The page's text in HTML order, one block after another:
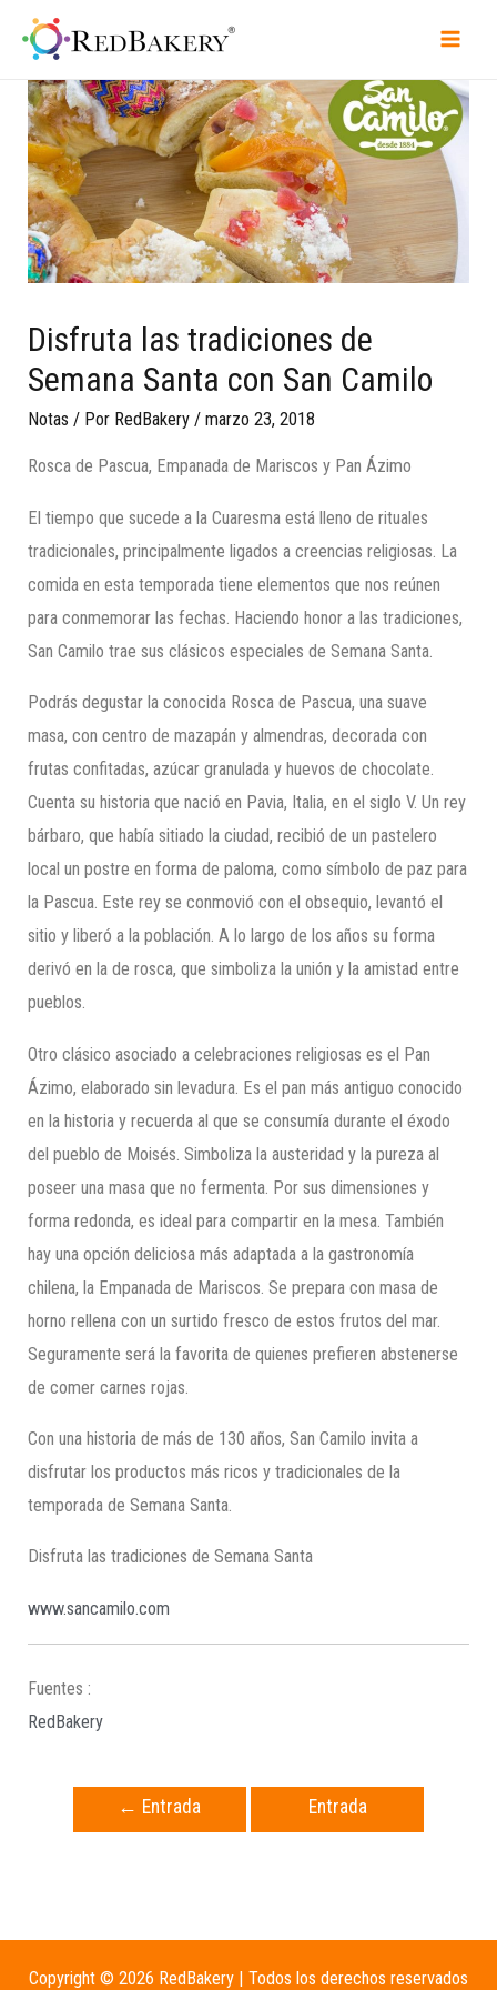
Disfruta las tradiciones de
Semana Santa con San Camilo
Notas / Por RedBakery /marzo 23, 2018
Rosca de Pascua, Empanada de Mariscos y Pan Ázimo
El tiempo que sucede a la Cuaresma está lleno de rituales
tradicionales, principalmente ligados a creencias religiosas. La
comida en esta temporada tiene elementos que nos reúnen
para conmemorar las fechas. Haciendo honor a las tradiciones,
San Camilo trae sus clásicos especiales de Semana Santa.
Podrás degustar la conocida Rosca de Pascua, una suave
masa, con centro de mazapán y almendras, decorada con
frutas confitadas, azúcar granulada y huevos de chocolate.
Cuenta su historia que nació en Pavia, Italia, en el siglo V. Un rey
bárbaro, que había sitiado la ciudad, recibió de un pastelero
local un postre en forma de paloma, como símbolo de paz para
la Pascua. Este rey se conmovió con el obsequio, levantó el
sitio y liberó a la población. A lo largo de los años su forma
derivó en la de rosca, que simboliza la unión y la amistad entre
pueblos.
Otro clásico asociado a celebraciones religiosas es el Pan
Ázimo, elaborado sin levadura. Es el pan más antiguo conocido
en la historia y recuerda al que se consumía durante el éxodo
del pueblo de Moisés. Simboliza la austeridad y la pureza al
poseer una masa que no fermenta. Por sus dimensiones y
forma redonda, es ideal para compartir en la mesa. También
hay una opción deliciosa más adaptada a la gastronomía
chilena, la Empanada de Mariscos. Se prepara con masa de
horno rellena con un surtido fresco de estos frutos del mar.
Seguramente será la favorita de quienes prefieren abstenerse
de comer carnes rojas.
Con una historia de más de 130 años, San Camilo invita a
disfrutar los productos más ricos y tradicionales de la
temporada de Semana Santa.
Disfruta las tradiciones de Semana Santa
www.sancamilo.com
Fuentes :
RedBakery
← Entrada
Entrada
Copyright © 2026 RedBakery | Todos los derechos reservados